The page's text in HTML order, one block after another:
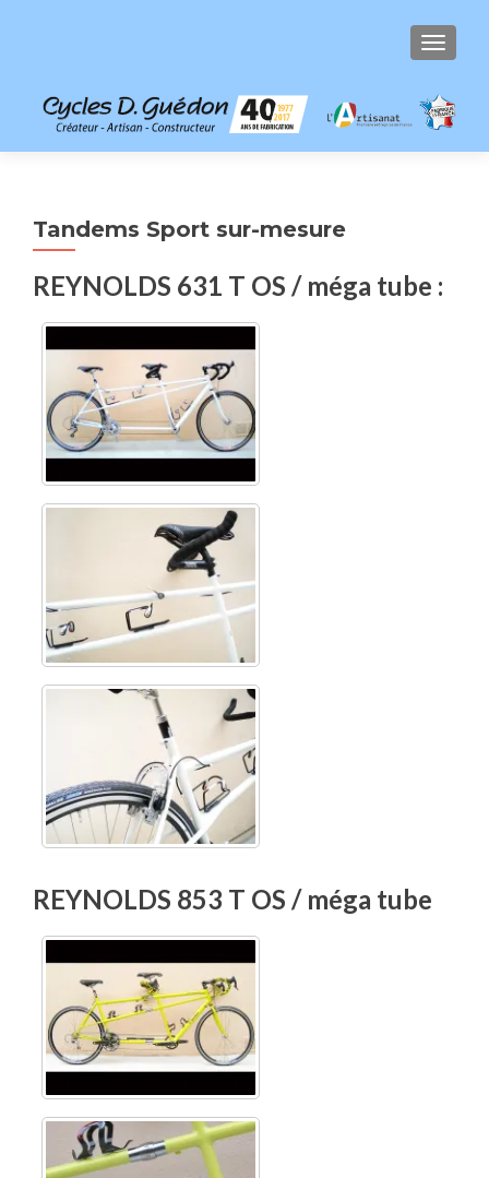
Tandems Sport sur-mesure
REYNOLDS 631 T OS / méga tube :
REYNOLDS 853 T OS / méga tube